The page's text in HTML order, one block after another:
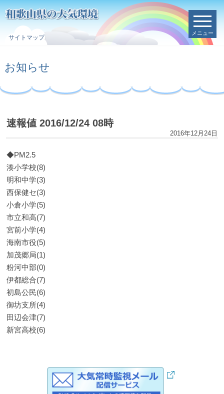
サイトマップ
メニュー
お知らせ
速報値 2016/12/24 08時
2016年12月24日
◆PM2.5
湊小学校(8)
明和中学(3)
西保健セ(3)
小倉小学(5)
市立和高(7)
宮前小学(4)
海南市役(5)
加茂郷局(1)
粉河中部(0)
伊都総合(7)
初島公民(6)
御坊支所(4)
田辺会津(7)
新宮高校(6)